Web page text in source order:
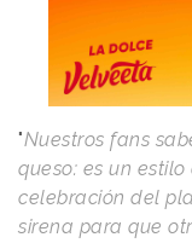
"Nuestros fans
queso: es un
celebración del
sirena para que